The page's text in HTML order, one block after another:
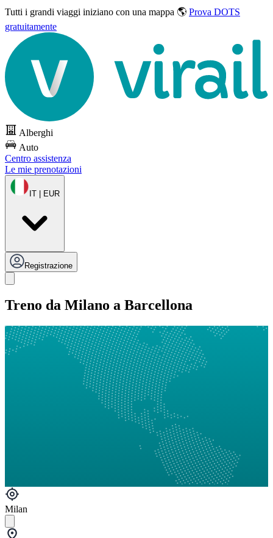
Tutti i grandi viaggi iniziano con una mappa 🌎 Prova DOTS
gratuitamente
Alberghi
Auto
Centro assistenza
Le mie prenotazioni
IT | EUR
Registrazione
Treno da Milano a Barcellona
Milan